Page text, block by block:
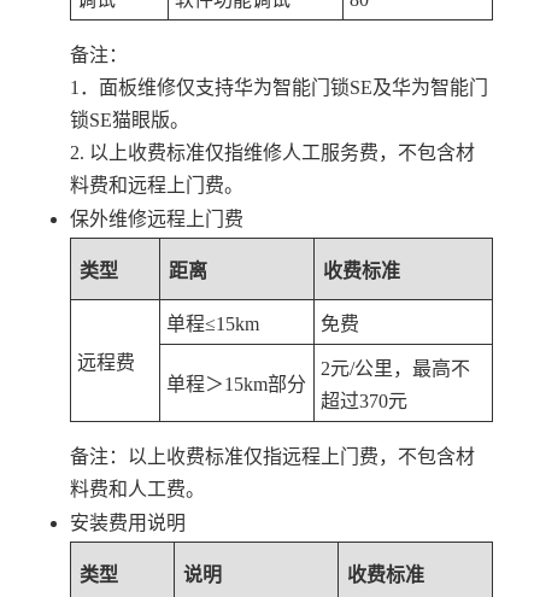
备注：
1．面板维修仅支持华为智能门锁SE及华为智能门
锁SE猫眼版。
2. 以上收费标准仅指维修人工服务费，不包含材
料费和远程上门费。
保外维修远程上门费
类型 距离 收费标准
远程费
单程≤15km 免费
单程＞15km部分
2元/公里，最高不
超过370元
备注：以上收费标准仅指远程上门费，不包含材
料费和人工费。
安装费用说明
类型 说明 收费标准